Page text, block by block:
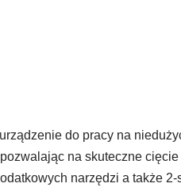
do pracy na
na skuteczne
narzędzi a także